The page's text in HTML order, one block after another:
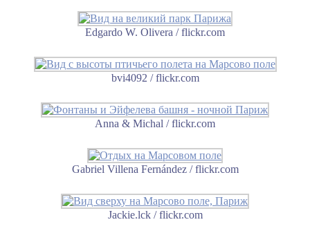
Edgardo W. Olivera / flickr.com
bvi4092 / flickr.com
Anna & Michal / flickr.com
Gabriel Villena Fernández / flickr.com
Jackie.lck / flickr.com